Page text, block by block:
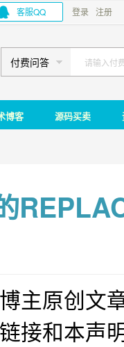
客服QQ 登录 注册
付费问答
博客 源码买卖
主原创文
接和本声